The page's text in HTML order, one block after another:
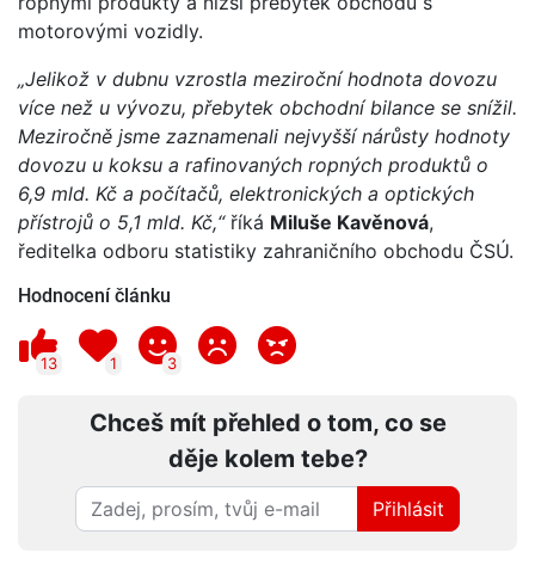
motorovými vozidly.
„Jelikož v dubnu vzrostla meziroční hodnota dovozu
více než u vývozu, přebytek obchodní bilance se snížil.
Meziročně jsme zaznamenali nejvyšší nárůsty hodnoty
dovozu u koksu a rafinovaných ropných produktů o
6,9 mld. Kč a počítačů, elektronických a optických
přístrojů o 5,1 mld. Kč,“ říká Miluše Kavěnová,
ředitelka odboru statistiky zahraničního obchodu ČSÚ.
Hodnocení článku
13 1 3
Chceš mít přehled o tom, co se
děje kolem tebe?
Přihlásit